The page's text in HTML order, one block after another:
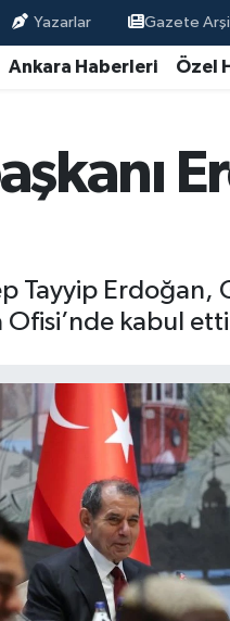
Yazarlar Gazete
Ankara Haberleri Özel
Tayyip Erdoğan,
Ofisi’nde kabul